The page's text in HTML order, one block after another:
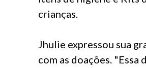
crianças.
Jhulie expressou sua
com as doações. "Essa